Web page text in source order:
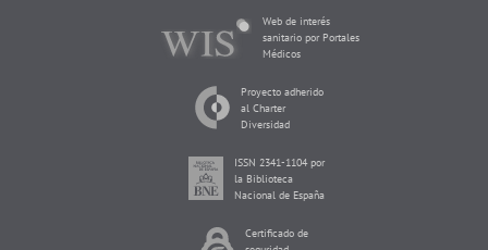
Web de interés
sanitario por Portales
Médicos
Proyecto adherido
al Charter
Diversidad
ISSN 2341-1104 por
la Biblioteca
Nacional de España
Certificado de